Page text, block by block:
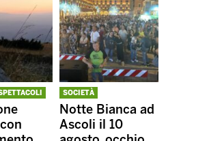
SOCIETÀ
Notte Bianca ad
Ascoli il 10